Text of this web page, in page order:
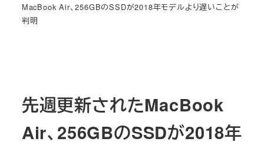
MacBook Air、256GBのSSDが2018年モデルより遅いことが
判明
先週更新されたMacBook
Air、256GBのSSDが2018年